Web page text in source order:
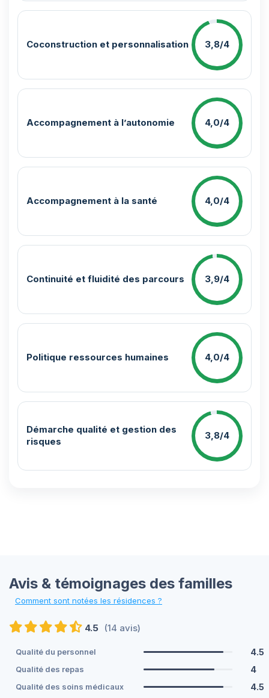
Coconstruction et personnalisation 3,8/4
Accompagnement à l’autonomie 4,0/4
Accompagnement à la santé 4,0/4
Continuité et fluidité des parcours 3,9/4
Politique ressources humaines 4,0/4
Démarche qualité et gestion des
risques
3,8/4
Avis & témoignages des familles
Comment sont notées les résidences ?
4.5 (14 avis)
Qualité du personnel 4.5
Qualité des repas 4
Qualité des soins médicaux 4.5